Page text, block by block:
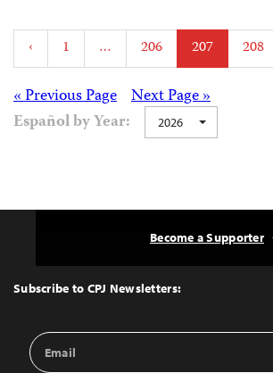
Posts
pagination
‹ 1 … 206 207 208
Posts
navigation
Next Page »
« Previous Page
Español by Year:
2026
Top
Subscribe to CPJ Newsletters:
Email
Address
Become a Supporter